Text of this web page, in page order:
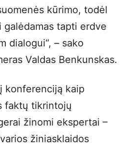
kūrimo, todėl
galėdamas tapti erdve
dialogui“, – sako
Valdas Benkunskas.
konferenciją kaip
faktų tikrintojų
žinomi ekspertai –
žiniasklaidos